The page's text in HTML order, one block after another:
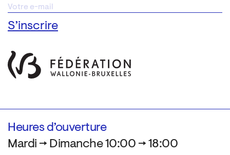
Heures d’ouverture
Mardi → Dimanche 10:00 → 18:00